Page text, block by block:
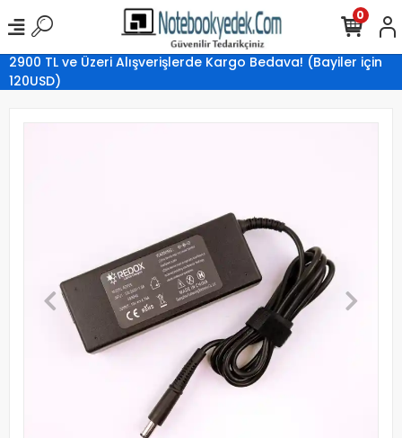
2900 TL ve Üzeri Alışverişlerde Kargo Bedava! (Bayiler için
120USD)
0